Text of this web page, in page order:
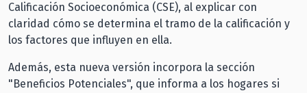
Calificación Socioeconómica (CSE), al explicar con
claridad cómo se determina el tramo de la calificación y
los factores que influyen en ella.
Además, esta nueva versión incorpora la sección
"Beneficios Potenciales", que informa a los hogares si